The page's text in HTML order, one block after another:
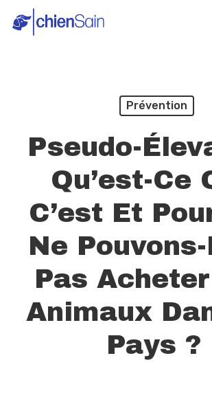
Prévention
Pseudo-
Qu’est-Ce
C’est Et
Ne
Pas
Animaux
Pays ?